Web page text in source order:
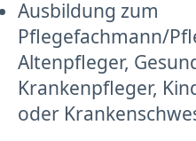
Ausbildung zum
Pflegefachmann/
Altenpfleger,
Krankenpfleger,
oder